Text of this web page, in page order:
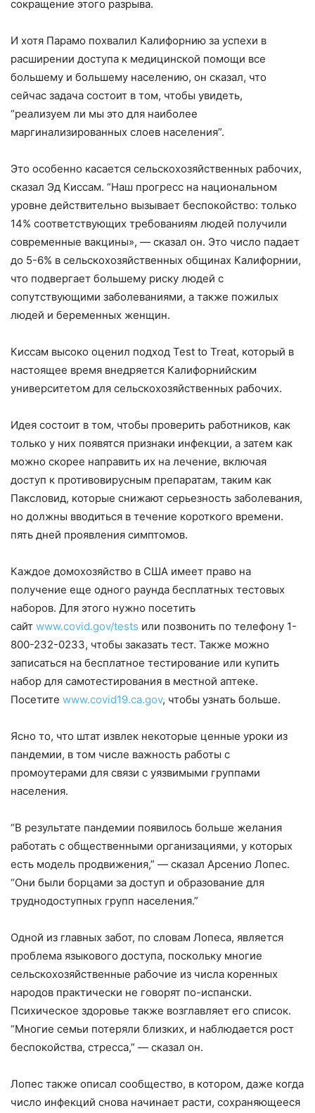
сокращение этого разрыва.
И хотя Парамо похвалил Калифорнию за успехи в
расширении доступа к медицинской помощи все
большему и большему населению, он сказал, что
сейчас задача состоит в том, чтобы увидеть,
“реализуем ли мы это для наиболее
маргинализированных слоев населения”.
Это особенно касается сельскохозяйственных рабочих,
сказал Эд Киссам. “Наш прогресс на национальном
уровне действительно вызывает беспокойство: только
14% соответствующих требованиям людей получили
современные вакцины», — сказал он. Это число падает
до 5-6% в сельскохозяйственных общинах Калифорнии,
что подвергает большему риску людей с
сопутствующими заболеваниями, а также пожилых
людей и беременных женщин.
Киссам высоко оценил подход Test to Treat, который в
настоящее время внедряется Калифорнийским
университетом для сельскохозяйственных рабочих.
Идея состоит в том, чтобы проверить работников, как
только у них появятся признаки инфекции, а затем как
можно скорее направить их на лечение, включая
доступ к противовирусным препаратам, таким как
Паксловид, которые снижают серьезность заболевания,
но должны вводиться в течение короткого времени.
пять дней проявления симптомов.
Каждое домохозяйство в США имеет право на
получение еще одного раунда бесплатных тестовых
наборов. Для этого нужно посетить
сайт www.covid.gov/tests или позвонить по телефону 1-
800-232-0233, чтобы заказать тест. Также можно
записаться на бесплатное тестирование или купить
набор для самотестирования в местной аптеке.
Посетите www.covid19.ca.gov, чтобы узнать больше.
Ясно то, что штат извлек некоторые ценные уроки из
пандемии, в том числе важность работы с
промоутерами для связи с уязвимыми группами
населения.
“В результате пандемии появилось больше желания
работать с общественными организациями, у которых
есть модель продвижения,” — сказал Арсенио Лопес.
“Они были борцами за доступ и образование для
труднодоступных групп населения.”
Одной из главных забот, по словам Лопеса, является
проблема языкового доступа, поскольку многие
сельскохозяйственные рабочие из числа коренных
народов практически не говорят по-испански.
Психическое здоровье также возглавляет его список.
“Многие семьи потеряли близких, и наблюдается рост
беспокойства, стресса,” — сказал он.
Лопес также описал сообщество, в котором, даже когда
число инфекций снова начинает расти, сохраняющееся